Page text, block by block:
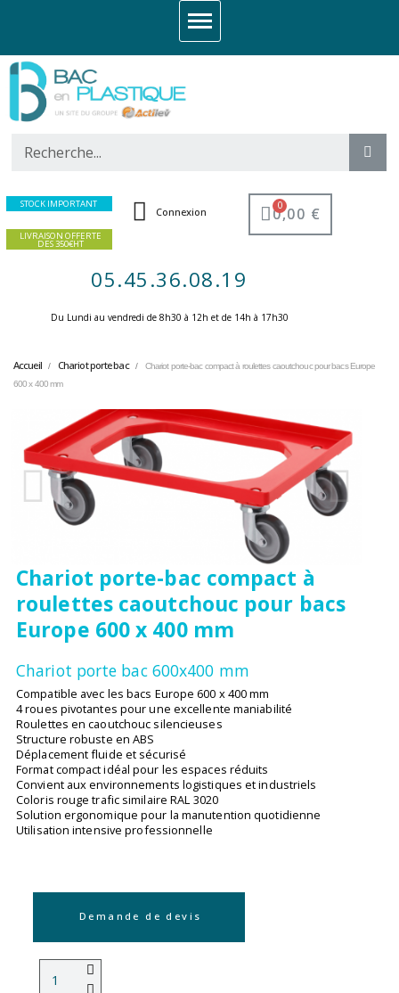
STOCK IMPORTANT
LIVRAISON OFFERTE
DES 350€HT
Connexion 0,00 €
05.45.36.08.19
Du Lundi au vendredi de 8h30 à 12h et de 14h à 17h30 ​
Accueil Chariot porte bac
Chariot porte-bac compact à roulettes caoutchouc pour bacs Europe
600 x 400 mm
Chariot porte-bac compact à
roulettes caoutchouc pour bacs
Europe 600 x 400 mm
Chariot porte bac 600x400 mm
Compatible avec les bacs Europe 600 x 400 mm
4 roues pivotantes pour une excellente maniabilité
Roulettes en caoutchouc silencieuses
Structure robuste en ABS
Déplacement fluide et sécurisé
Format compact idéal pour les espaces réduits
Convient aux environnements logistiques et industriels
Coloris rouge trafic similaire RAL 3020
Solution ergonomique pour la manutention quotidienne
Utilisation intensive professionnelle
Demande de devis